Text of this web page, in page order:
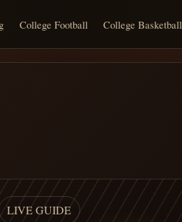
College Football College Basketball
LIVE GUIDE